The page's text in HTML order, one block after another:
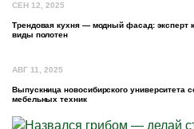
СЕН 12, 2025
Трендовая кухня — модный фасад: эксперт
виды полотен
АВГ 11, 2025
Выпускница новосибирского
мебельных техник